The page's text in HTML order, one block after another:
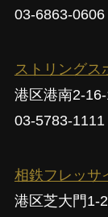
03-6863-0606
ストリングス
港区港南2-
03-5783-1111
相鉄フレッサ
港区芝大門1-